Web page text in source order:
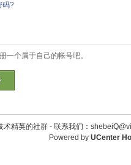
码?
一个属于自己的帐号吧。
术精英的社群 - 联系我们：
Powered by UCenter